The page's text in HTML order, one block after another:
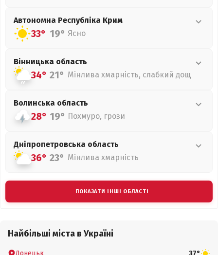
Автономна Республіка Крим
33° 19° Ясно
Вінницька область
34° 21° Мінлива хмарність, слабкий дощ
Волинська область
28° 19° Похмуро, грози
Дніпропетровська область
36° 23° Мінлива хмарність
ПОКАЗАТИ ІНШІ ОБЛАСТІ
Найбільші міста в Україні
Донецьк 37°